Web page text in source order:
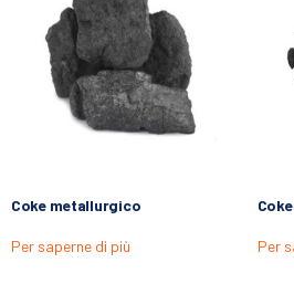
Coke metallurgico
Per saperne di più Per